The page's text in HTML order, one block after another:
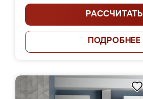
РАССЧИТАТЬ
ПОДРОБНЕЕ